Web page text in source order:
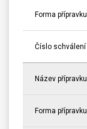
Forma přípravku
Číslo schválení
Název přípravku
Forma přípravku